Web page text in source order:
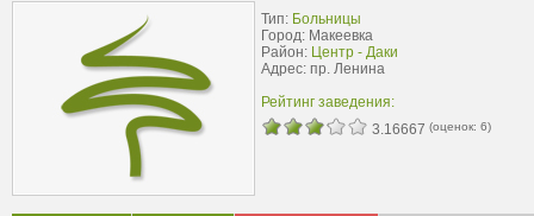
Тип: Больницы
Город: Макеевка
Район: Центр - Даки
Адрес: пр. Ленина
Рейтинг заведения:
3.16667 (оценок: 6)